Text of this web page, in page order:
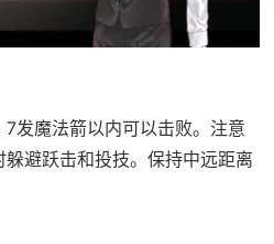
发魔法箭以内可以击败。注意
避跃击和投技。保持中远距离